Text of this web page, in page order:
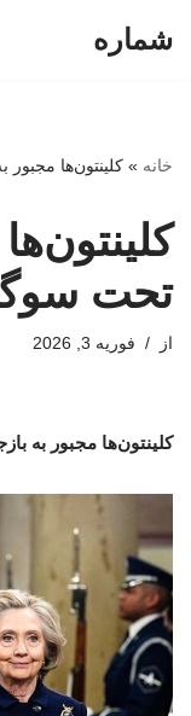
شماره
خانه » کلینتون‌ها
تحت
از فوریه 3, 2026
کلینتون‌ها مجبور به